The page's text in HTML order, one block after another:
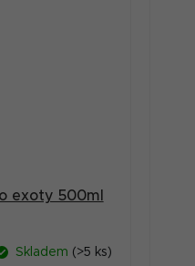
exoty 500ml
Skladem (>5 ks)